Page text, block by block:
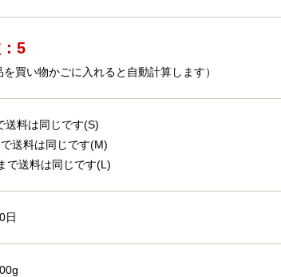
5
を買い物かごに入れると自動計算します）
送料は同じです(S)
送料は同じです(M)
で送料は同じです(L)
日